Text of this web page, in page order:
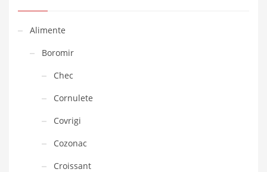
Alimente
Boromir
Chec
Cornulete
Covrigi
Cozonac
Croissant